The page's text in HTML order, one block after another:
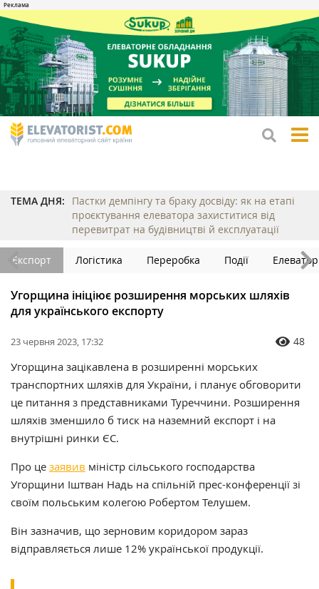
ТЕМА ДНЯ:
Пастки демпінгу та браку досвіду: як на етапі
проєктування елеватора захиститися від
перевитрат на будівництві й експлуатації
Експорт Логістика Переробка Події
Угорщина ініціює розширення морських шляхів
для українського експорту
23 червня 2023, 17:32 48
Угорщина зацікавлена в розширенні морських
транспортних шляхів для України, і планує обговорити
це питання з представниками Туреччини. Розширення
шляхів зменшило б тиск на наземний експорт і на
внутрішні ринки ЄС.
Про це заявив міністр сільського господарства
Угорщини Іштван Надь на спільній прес-конференції зі
своїм польським колегою Робертом Телушем.
Він зазначив, що зерновим коридором зараз
відправляється лише 12% української продукції.